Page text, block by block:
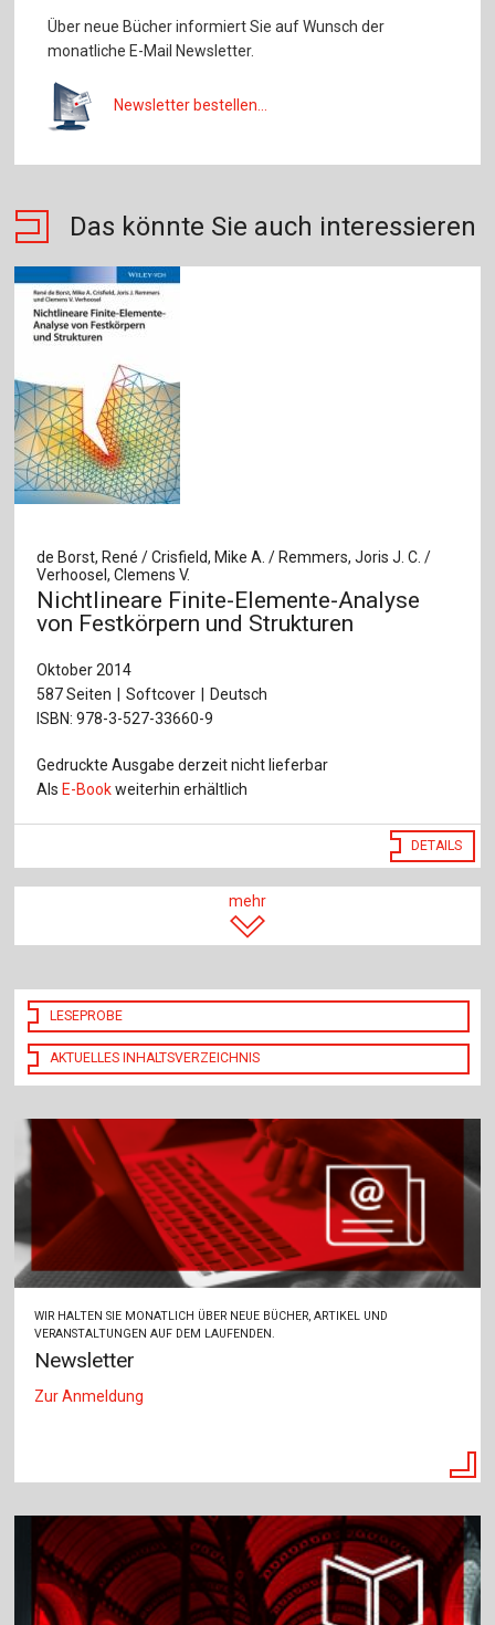
Über neue Bücher informiert Sie auf Wunsch der
monatliche E-Mail Newsletter.
Newsletter bestellen...
Das könnte Sie auch interessieren
de Borst, René / Crisfield, Mike A. / Remmers, Joris J. C. /
Verhoosel, Clemens V.
Nichtlineare Finite-Elemente-Analyse
von Festkörpern und Strukturen
Oktober 2014
587 Seiten
Softcover
Deutsch
ISBN: 978-3-527-33660-9
Gedruckte Ausgabe derzeit nicht lieferbar
Als E-Bookweiterhin erhältlich
DETAILS
mehr
LESEPROBE
AKTUELLES INHALTSVERZEICHNIS
WIR HALTEN SIE MONATLICH ÜBER NEUE BÜCHER, ARTIKEL UND
VERANSTALTUNGEN AUF DEM LAUFENDEN.
Newsletter
Zur Anmeldung